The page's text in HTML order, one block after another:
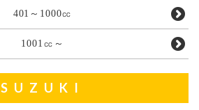
401～1000㏄
1001㏄～
SUZUKI